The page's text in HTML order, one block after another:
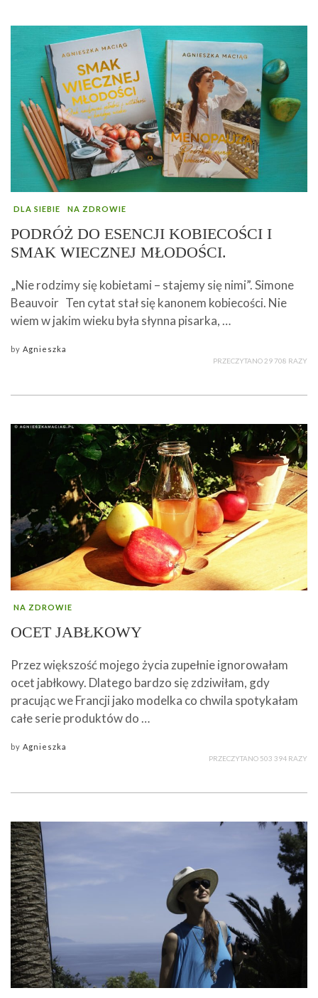
DLA SIEBIE NA ZDROWIE
PODRÓŻ DO ESENCJI KOBIECOŚCI I
SMAK WIECZNEJ MŁODOŚCI.
„Nie rodzimy się kobietami – stajemy się nimi”. Simone
Beauvoir Ten cytat stał się kanonem kobiecości. Nie
wiem w jakim wieku była słynna pisarka, …
by Agnieszka
PRZECZYTANO 29 708 RAZY
NA ZDROWIE
OCET JABŁKOWY
Przez większość mojego życia zupełnie ignorowałam
ocet jabłkowy. Dlatego bardzo się zdziwiłam, gdy
pracując we Francji jako modelka co chwila spotykałam
całe serie produktów do …
by Agnieszka
PRZECZYTANO 503 394 RAZY